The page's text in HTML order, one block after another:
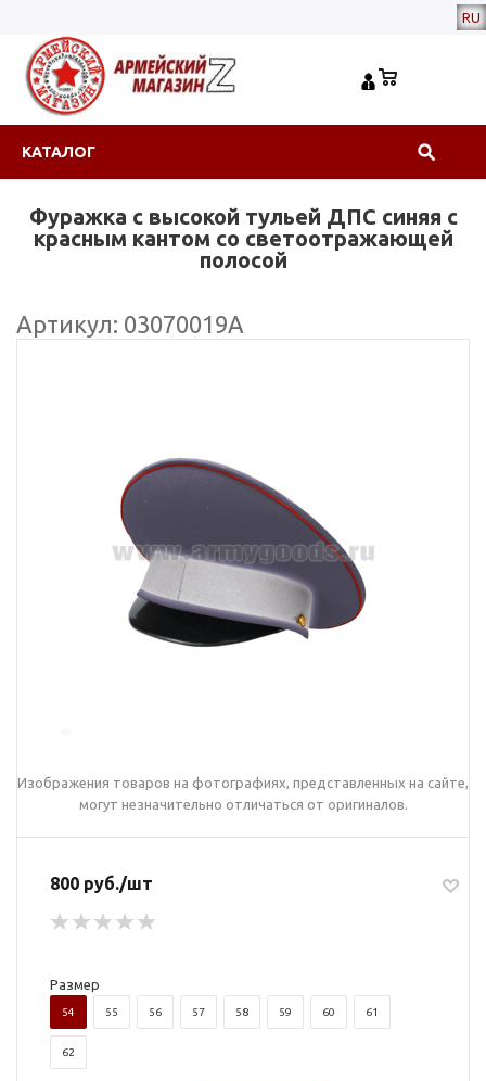
RU
КАТАЛОГ
Фуражка с высокой тульей ДПС синяя с
красным кантом со светоотражающей
полосой
Артикул: 03070019А
Изображения товаров на фотографиях, представленных на сайте,
могут незначительно отличаться от оригиналов.
800 руб./шт
Размер
54 55 56 57 58 59 60 61
62